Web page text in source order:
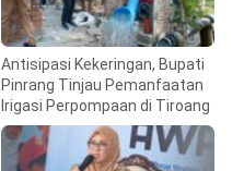
Antisipasi Kekeringan, Bupati
Pinrang Tinjau Pemanfaatan
Irigasi Perpompaan di Tiroang